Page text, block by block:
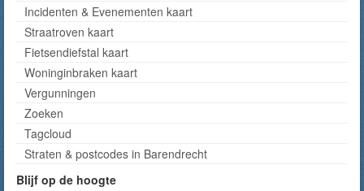
Incidenten & Evenementen kaart
Straatroven kaart
Fietsendiefstal kaart
Woninginbraken kaart
Vergunningen
Zoeken
Tagcloud
Straten & postcodes in Barendrecht
Blijf op de hoogte